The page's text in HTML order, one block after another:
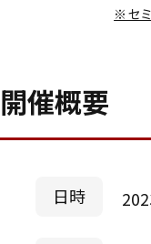
※ セ
開催概要
日時